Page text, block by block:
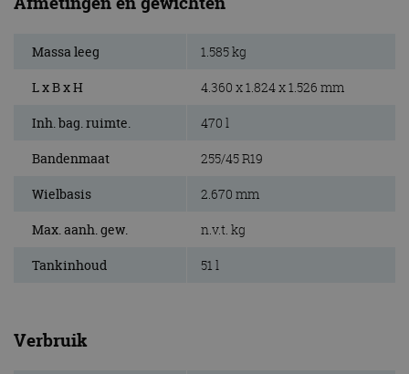
Massa leeg 1.585 kg
L x B x H 4.360 x 1.824 x 1.526 mm
Inh. bag. ruimte. 470 l
Bandenmaat 255/45 R19
Wielbasis 2.670 mm
Max. aanh. gew. n.v.t. kg
Tankinhoud 51 l
Verbruik